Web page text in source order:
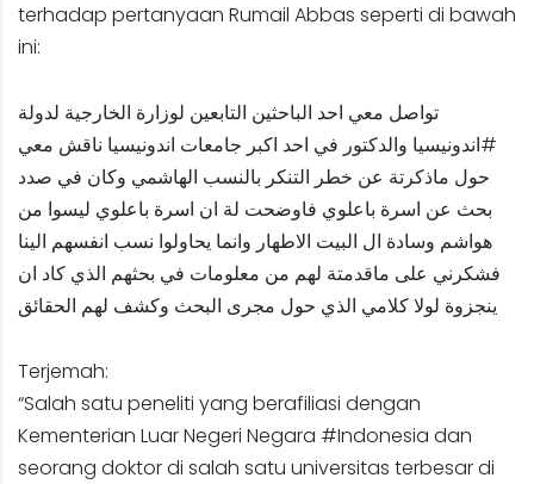
terhadap pertanyaan Rumail Abbas seperti di bawah
ini:
تواصل معي احد الباحثين التابعين لوزارة الخارجية لدولة
#اندونيسيا والدكتور في احد اكبر جامعات اندونيسيا ناقش معي
حول ماذكرتة عن خطر التنكر بالنسب الهاشمي وكان في صدد
بحث عن اسرة باعلوي فاوضحت لة ان اسرة باعلوي ليسوا من
هواشم وسادة ال البيت الاطهار وانما يحاولوا نسب انفسهم الينا
فشكرني على ماقدمتة لهم من معلومات في بحثهم الذي كاد ان
ينجزوة لولا كلامي الذي حول مجرى البحث وكشف لهم الحقائق
Terjemah:
“Salah satu peneliti yang berafiliasi dengan
Kementerian Luar Negeri Negara #Indonesia dan
seorang doktor di salah satu universitas terbesar di